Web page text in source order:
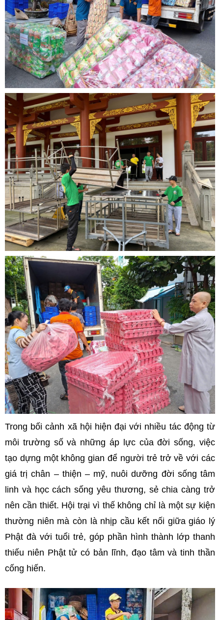
Trong bối cảnh xã hội hiện đại với nhiều tác động từ
môi trường số và những áp lực của đời sống, việc
tạo dựng một không gian để người trẻ trở về với các
giá trị chân – thiện – mỹ, nuôi dưỡng đời sống tâm
linh và học cách sống yêu thương, sẻ chia càng trở
nên cần thiết. Hội trại vì thế không chỉ là một sự kiện
thường niên mà còn là nhịp cầu kết nối giữa giáo lý
Phật đà với tuổi trẻ, góp phần hình thành lớp thanh
thiếu niên Phật tử có bản lĩnh, đạo tâm và tinh thần
cống hiến.